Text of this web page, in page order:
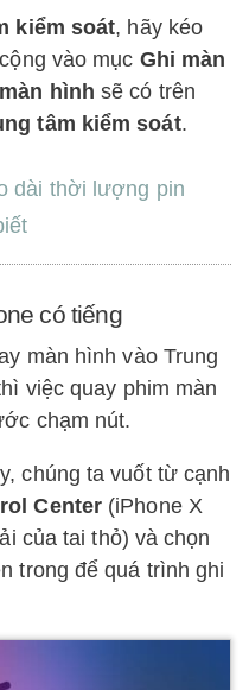
kiểm soát, hãy kéo
vào mục Ghi màn
hình sẽ có trên
tâm kiểm soát.
dài thời lượng pin
có tiếng
màn hình vào Trung
việc quay phim màn
chạm nút.
chúng ta vuốt từ cạnh
Center (iPhone X
của tai thỏ) và chọn
trong để quá trình ghi